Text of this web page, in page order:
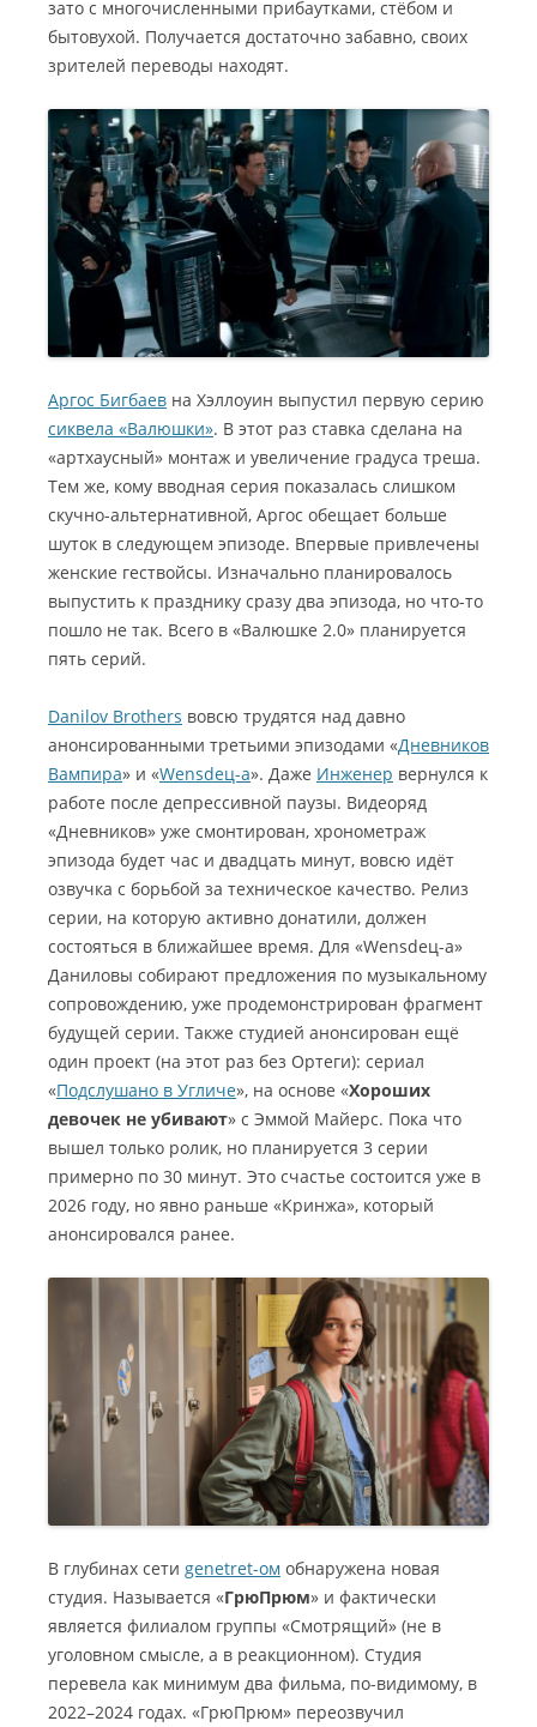
зато с многочисленными прибаутками, стёбом и
бытовухой. Получается достаточно забавно, своих
зрителей переводы находят.
Аргос Бигбаев на Хэллоуин выпустил первую серию
сиквела «Валюшки». В этот раз ставка сделана на
«артхаусный» монтаж и увеличение градуса треша.
Тем же, кому вводная серия показалась слишком
скучно-альтернативной, Аргос обещает больше
шуток в следующем эпизоде. Впервые привлечены
женские гествойсы. Изначально планировалось
выпустить к празднику сразу два эпизода, но что-то
пошло не так. Всего в «Валюшке 2.0» планируется
пять серий.
Danilov Brothers вовсю трудятся над давно
анонсированными третьими эпизодами «Дневников
Вампира» и «Wensdeц-а». Даже Инженер вернулся к
работе после депрессивной паузы. Видеоряд
«Дневников» уже смонтирован, хронометраж
эпизода будет час и двадцать минут, вовсю идёт
озвучка с борьбой за техническое качество. Релиз
серии, на которую активно донатили, должен
состояться в ближайшее время. Для «Wensdeц-а»
Даниловы собирают предложения по музыкальному
сопровождению, уже продемонстрирован фрагмент
будущей серии. Также студией анонсирован ещё
один проект (на этот раз без Ортеги): сериал
«Подслушано в Угличе», на основе «Хороших
девочек не убивают» с Эммой Майерс. Пока что
вышел только ролик, но планируется 3 серии
примерно по 30 минут. Это счастье состоится уже в
2026 году, но явно раньше «Кринжа», который
анонсировался ранее.
В глубинах сети genetret-ом обнаружена новая
студия. Называется «ГрюПрюм» и фактически
является филиалом группы «Смотрящий» (не в
уголовном смысле, а в реакционном). Студия
перевела как минимум два фильма, по-видимому, в
2022–2024 годах. «ГрюПрюм» переозвучил